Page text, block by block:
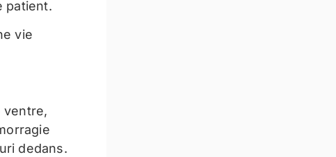
patient.
vie
ventre,
dedans.